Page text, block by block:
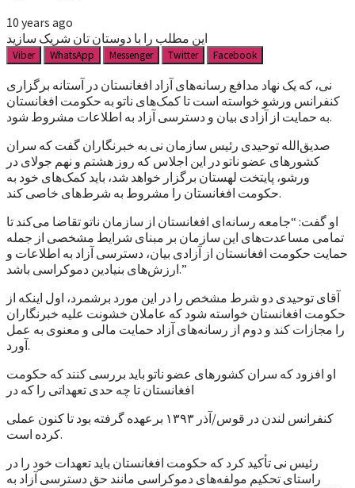
10 years ago
این مطلب را با دوستان تان شریک سازید
Viber WhatsApp Messenger Twitter Facebook
نی، که یک نهاد مدافع رسانه‌های آزاد افغانستان در آستانه برگزاری
کنفرانس ورشو خواسته است تا کمک‌های ناتو به حکومت افغانستان
به حمایت از آزادی بیان و دسترسی آزاد به اطلاعات مشروط شود.
صدیق‌الله توحیدی رئیس سازمان نی به خبرنگاران گفت که سران
کشورهای عضو ناتو در این اجلاس که روز هشتم و نهم جولای در
ورشو، پایتخت لهستان برگزار خواهد شد، باید کمک‌های خود به
حکومت افغانستان را مشروط به شرط‌های خاصی کند.
او گفت: “جامعه رسانه‌ای افغانستان از سازمان ناتو تقاضا می‌کند تا
تمامی مساعدت‌های این سازمان بر مبنای شرایط مشخصی از جمله
حمایت حکومت افغانستان از آزادی بیان، دسترسی آزاد به اطلاعات و
ارزش‌های بنیادین دموکراسی باشد.”
آقای توحیدی دو شرط مشخص را در این مورد برشمرد، اول اینکه از
حکومت افغانستان خواسته شود که عاملان خشونت علیه خبرنگاران
را مجازات کند و دوم از رسانه‌های آزاد حمایت مالی و معنوی به عمل
آورد.
او افزود که سران کشورهای عضو ناتو باید بررسی کنند که حکومت
افغانستان تا چه حدی تعهداتی را که در
کنفرانس لندن در قوس/آذر ۱۳۹۳ برعهده گرفته بود تا کنون عملی
کرده است.
رئیس نی تأکید کرد که حکومت افغانستان باید تعهدات خود را در
راستای تحکیم مولفه‌های دموکراسی مانند حق دسترسی آزاد به